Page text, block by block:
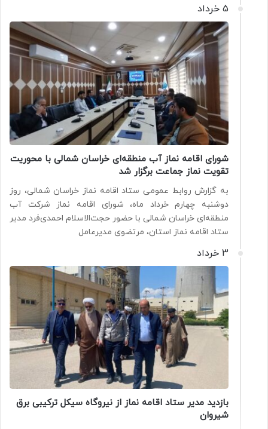
5 خرداد
شورای اقامه نماز آب منطقه‌ای خراسان شمالی با محوریت
تقویت نماز جماعت برگزار شد
به گزارش روابط عمومی ستاد اقامه نماز خراسان شمالی، روز
دوشنبه چهارم خرداد ماه، شورای اقامه نماز شرکت آب
منطقه‌ای خراسان شمالی با حضور حجت‌الاسلام احمدی‌فرد مدیر
ستاد اقامه نماز استان، مرتضوی مدیرعامل
3 خرداد
بازدید مدیر ستاد اقامه نماز از نیروگاه سیکل ترکیبی برق
شیروان